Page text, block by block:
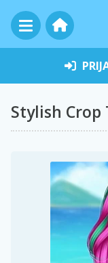
Stylish Crop